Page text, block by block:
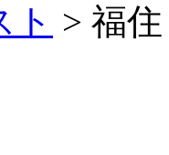
ト > 福